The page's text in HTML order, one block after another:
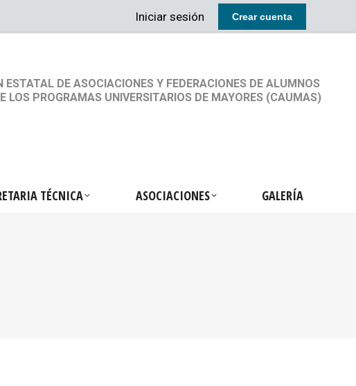
Iniciar sesión Crear cuenta
ESTATAL DE ASOCIACIONES Y FEDERACIONES DE ALUMNOS
LOS PROGRAMAS UNIVERSITARIOS DE MAYORES (CAUMAS)
TÉCNICA ASOCIACIONES GALERÍA